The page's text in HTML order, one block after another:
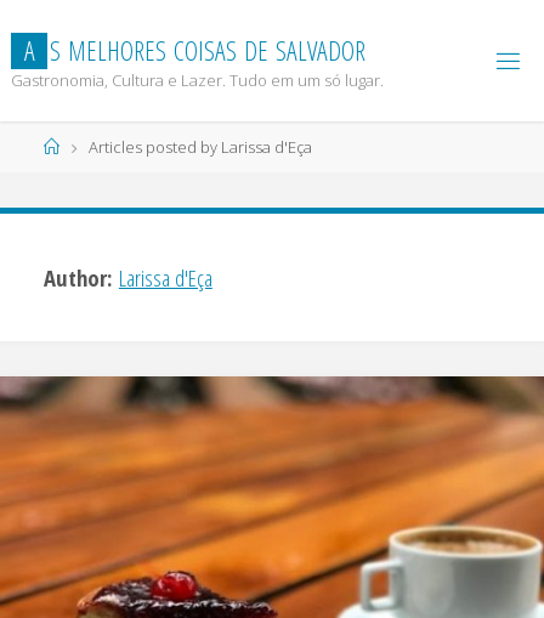
content
A S MELHORES COISAS DE SALVADOR
Gastronomia, Cultura e Lazer. Tudo em um só lugar.
HomeArticles posted by Larissa d'Eça
Author: Larissa d'Eça